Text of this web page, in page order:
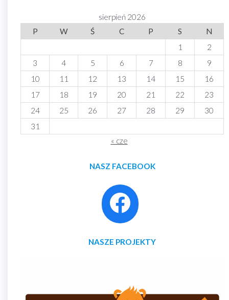
sierpień 2026
P
W Ś C P S
N
1
2
3
4 5 6 7 8
9
10
11 12 13 14 15
16
17
18 19 20 21 22
23
24
25 26 27 28 29
30
31
« cze
NASZ FACEBOOK
NASZE PROJEKTY